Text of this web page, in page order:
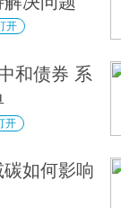
开
和债券 系
开
如何影响